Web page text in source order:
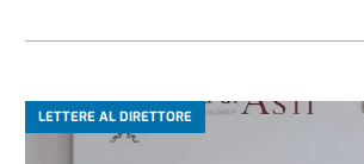
LETTERE AL DIRETTORE